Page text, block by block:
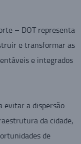
– DOT representa
e transformar as
e integrados
evitar a dispersão
da cidade,
de